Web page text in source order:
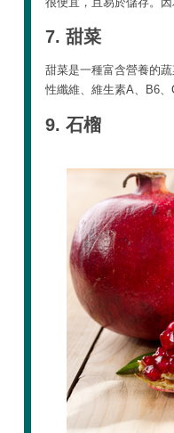
7. 甜菜
甜菜是一種富含營養的
性纖維、維生素A、B6、
9. 石榴